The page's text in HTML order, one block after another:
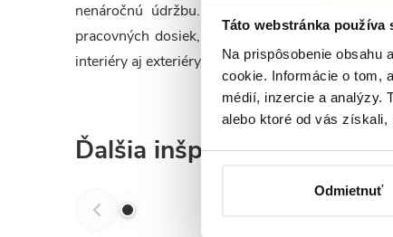
Táto webstránka používa
Na prispôsobenie obsahu
cookie. Informácie o tom,
médií, inzercie a analýzy.
alebo ktoré od vás
Odmietnuť
nenáročnú údržbu.
pracovných dosiek, podláh, stien a mnoho
interiéry aj exteriéry.
Ďalšia inšpirácia